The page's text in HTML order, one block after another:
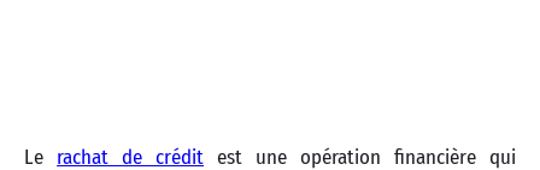
Le rachat de crédit est une opération financière qui